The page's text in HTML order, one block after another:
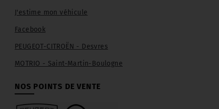
J'estime mon véhicule
Facebook
PEUGEOT-CITROËN - Desvres
MOTRIO - Saint-Martin-Boulogne
NOS POINTS DE VENTE